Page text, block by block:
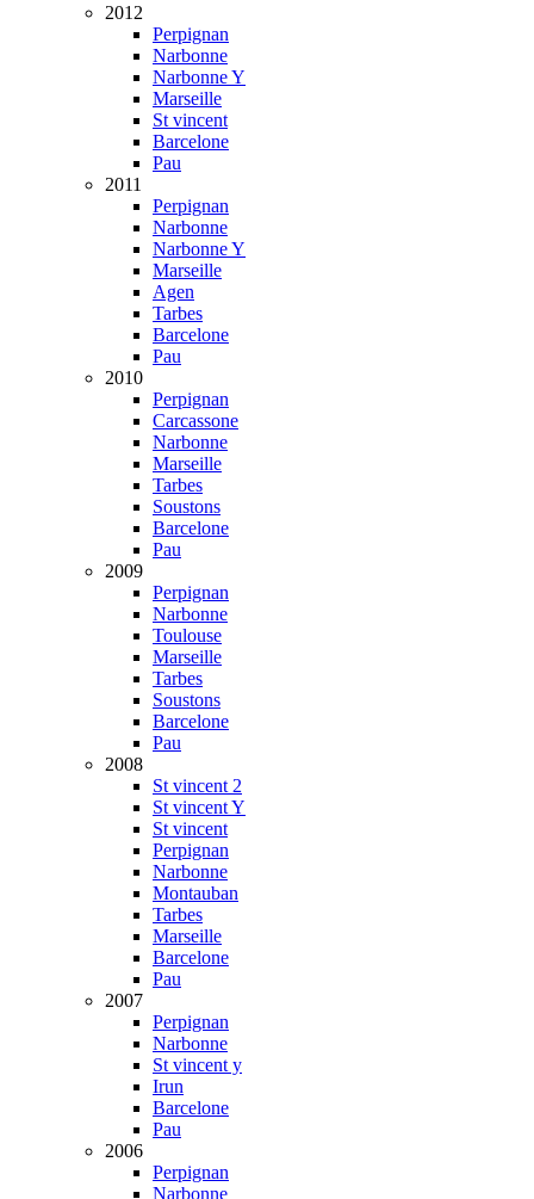
2012
Perpignan
Narbonne
Narbonne Y
Marseille
St vincent
Barcelone
Pau
2011
Perpignan
Narbonne
Narbonne Y
Marseille
Agen
Tarbes
Barcelone
Pau
2010
Perpignan
Carcassone
Narbonne
Marseille
Tarbes
Soustons
Barcelone
Pau
2009
Perpignan
Narbonne
Toulouse
Marseille
Tarbes
Soustons
Barcelone
Pau
2008
St vincent 2
St vincent Y
St vincent
Perpignan
Narbonne
Montauban
Tarbes
Marseille
Barcelone
Pau
2007
Perpignan
Narbonne
St vincent y
Irun
Barcelone
Pau
2006
Perpignan
Narbonne